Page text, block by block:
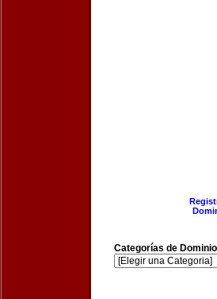
Categorías de